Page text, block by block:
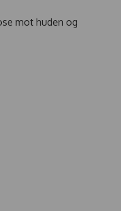
mot huden og